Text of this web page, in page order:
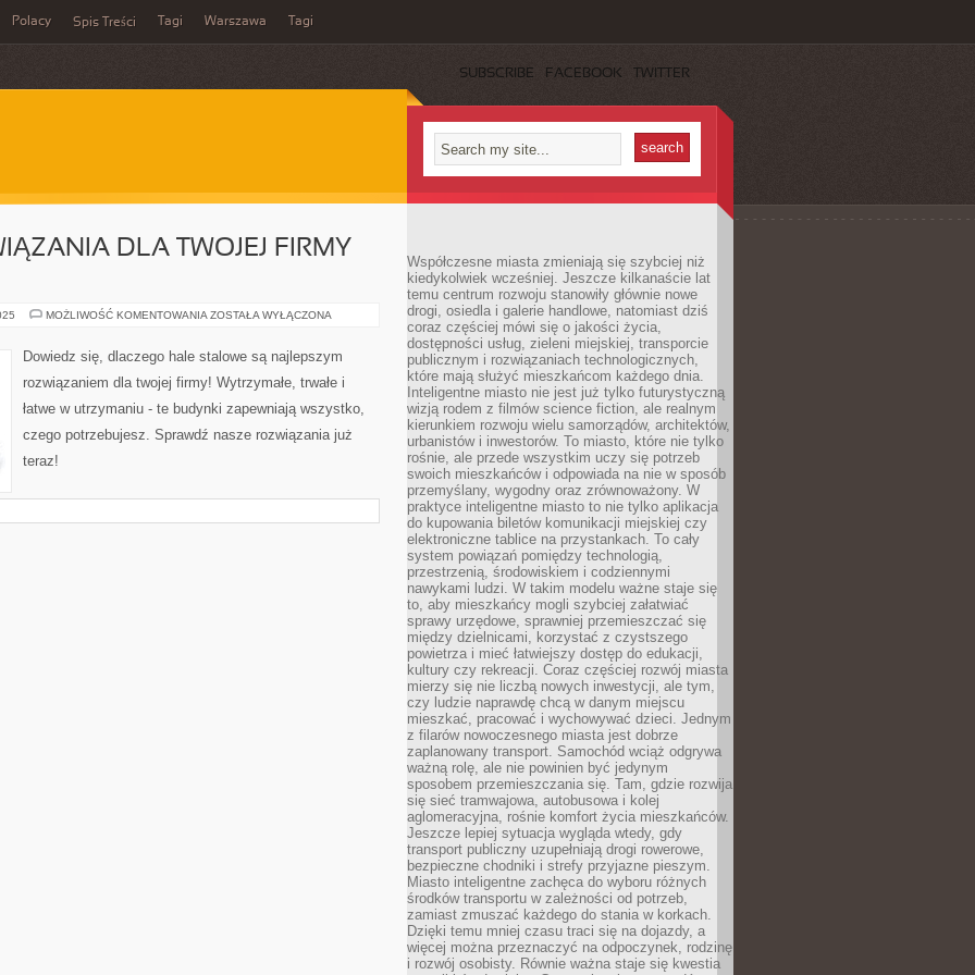
Polacy Spis Treści Tagi Warszawa Tagi
SUBSCRIBE FACEBOOK TWITTER
DLA TWOJEJ FIRMY –
MOŻLIWOŚĆ KOMENTOWANIA NAJLEPSZE
TWOJEJ
FIRMY
HALE
ZOSTAŁA WYŁĄCZONA
Dowiedz się, dlaczego hale stalowe są najlepszym
rozwiązaniem dla twojej firmy! Wytrzymałe, trwałe i
łatwe w utrzymaniu - te budynki zapewniają wszystko,
czego potrzebujesz. Sprawdź nasze rozwiązania już
teraz!
Współczesne miasta zmieniają się szybciej niż
kiedykolwiek wcześniej. Jeszcze kilkanaście lat
temu centrum rozwoju stanowiły głównie nowe
drogi, osiedla i galerie handlowe, natomiast dziś
coraz częściej mówi się o jakości życia,
dostępności usług, zieleni miejskiej, transporcie
publicznym i rozwiązaniach technologicznych,
które mają służyć mieszkańcom każdego dnia.
Inteligentne miasto nie jest już tylko futurystyczną
wizją rodem z filmów science fiction, ale realnym
kierunkiem rozwoju wielu samorządów, architektów,
urbanistów i inwestorów. To miasto, które nie tylko
rośnie, ale przede wszystkim uczy się potrzeb
swoich mieszkańców i odpowiada na nie w sposób
przemyślany, wygodny oraz zrównoważony. W
praktyce inteligentne miasto to nie tylko aplikacja
do kupowania biletów komunikacji miejskiej czy
elektroniczne tablice na przystankach. To cały
system powiązań pomiędzy technologią,
przestrzenią, środowiskiem i codziennymi
nawykami ludzi. W takim modelu ważne staje się
to, aby mieszkańcy mogli szybciej załatwiać
sprawy urzędowe, sprawniej przemieszczać się
między dzielnicami, korzystać z czystszego
powietrza i mieć łatwiejszy dostęp do edukacji,
kultury czy rekreacji. Coraz częściej rozwój miasta
mierzy się nie liczbą nowych inwestycji, ale tym,
czy ludzie naprawdę chcą w danym miejscu
mieszkać, pracować i wychowywać dzieci. Jednym
z filarów nowoczesnego miasta jest dobrze
zaplanowany transport. Samochód wciąż odgrywa
ważną rolę, ale nie powinien być jedynym
sposobem przemieszczania się. Tam, gdzie rozwija
się sieć tramwajowa, autobusowa i kolej
aglomeracyjna, rośnie komfort życia mieszkańców.
Jeszcze lepiej sytuacja wygląda wtedy, gdy
transport publiczny uzupełniają drogi rowerowe,
bezpieczne chodniki i strefy przyjazne pieszym.
Miasto inteligentne zachęca do wyboru różnych
środków transportu w zależności od potrzeb,
zamiast zmuszać każdego do stania w korkach.
Dzięki temu mniej czasu traci się na dojazdy, a
więcej można przeznaczyć na odpoczynek, rodzinę
i rozwój osobisty. Równie ważna staje się kwestia